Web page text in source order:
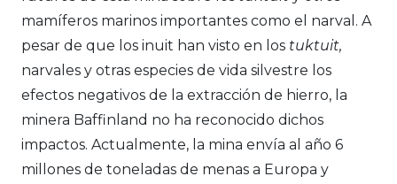
mamíferos marinos importantes como el narval. A
pesar de que los inuit han visto en los tuktuit,
narvales y otras especies de vida silvestre los
efectos negativos de la extracción de hierro, la
minera Baffinland no ha reconocido dichos
impactos. Actualmente, la mina envía al año 6
millones de toneladas de menas a Europa y